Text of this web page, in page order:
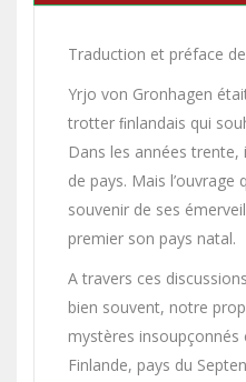
Traduction et préface
Yrjo von Gronhagen
trotter ﬁnlandais qui
Dans les années
de pays. Mais l’ouvrage
souvenir de ses
premier son pays natal.
A travers ces
bien souvent, notre
mystères insoupçonnés
Finlande, pays du